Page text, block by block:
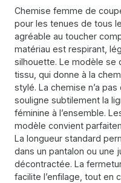
Chemise femme de
pour les tenues de tous
agréable au toucher
matériau est respirant,
silhouette. Le modèle se
tissu, qui donne à la
stylé. La chemise n’a
souligne subtilement la
féminine à l’ensemble.
modèle convient
La longueur standard
dans un pantalon ou une
décontractée. La
facilite l’enfilage, tout en